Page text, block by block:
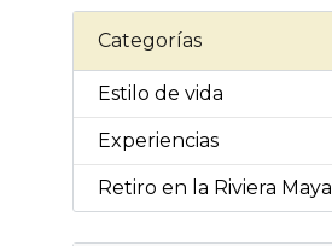
Categorías
Estilo de vida
Experiencias
Retiro en la Riviera Maya